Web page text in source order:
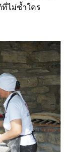
ที่ไม่ซ้ำใคร